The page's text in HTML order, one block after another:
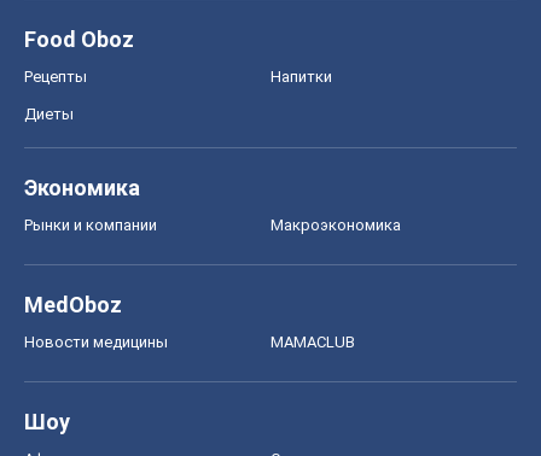
Food Oboz
Рецепты Напитки
Диеты
Экономика
Рынки и компании Mакроэкономика
MedOboz
Новости медицины MAMACLUB
Шоу